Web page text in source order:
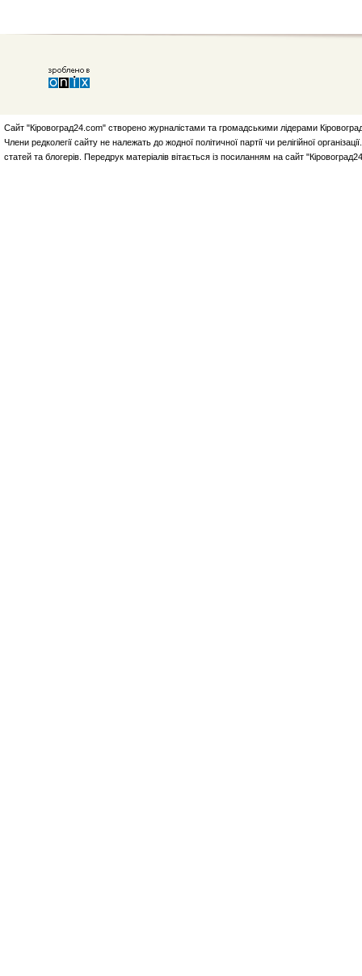
Сайт "Кіровоград24.com" створено журналістами та громадськими лідерами
Члени редколегії сайту не належать до жодної політичної партії чи релігійної
статей та блогерів. Передрук матеріалів вітається із посиланням на сайт